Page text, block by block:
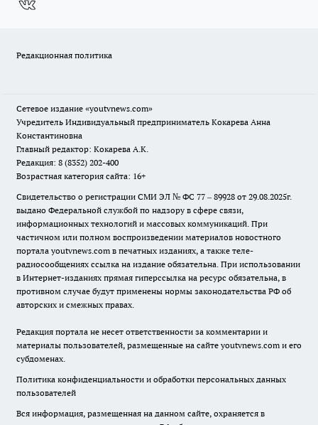
Редакционная политика
Сетевое издание «youtvnews.com»
Учредитель Индивидуальный предприниматель Кокарева Анна
Константиновна
Главный редактор: Кокарева А.К.
Редакция: 8 (8352) 202-400
Возрастная категория сайта: 16+
Свидетельство о регистрации СМИ ЭЛ № ФС 77 – 89928 от 29.08.2025г.
выдано Федеральной службой по надзору в сфере связи,
информационных технологий и массовых коммуникаций. При
частичном или полном воспроизведении материалов новостного
портала youtvnews.com в печатных изданиях, а также теле-
радиосообщениях ссылка на издание обязательна. При использовании
в Интернет-изданиях прямая гиперссылка на ресурс обязательна, в
противном случае будут применены нормы законодательства РФ об
авторских и смежных правах.
Редакция портала не несет ответственности за комментарии и
материалы пользователей, размещенные на сайте youtvnews.com и его
субдоменах.
Политика конфиденциальности и обработки персональных данных
пользователей
Вся информация, размещенная на данном сайте, охраняется в